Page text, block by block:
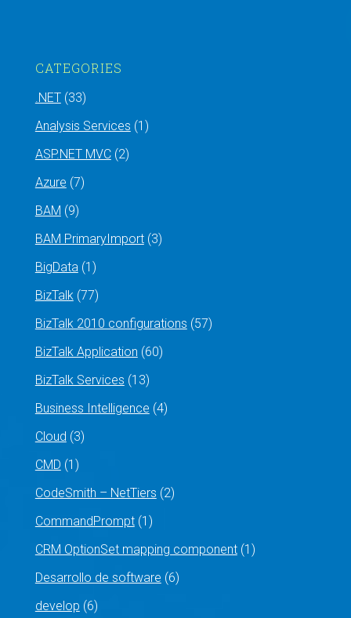
CATEGORIES
.NET(33)
Analysis Services (1)
ASP.NET MVC(2)
Azure (7)
BAM (9)
BAM PrimaryImport(3)
BigData(1)
BizTalk(77)
BizTalk 2010 configurations (57)
BizTalk Application (60)
BizTalk Services (13)
Business Intelligence (4)
Cloud (3)
CMD (1)
CodeSmith – NetTiers (2)
CommandPrompt(1)
CRM OptionSet mapping component(1)
Desarrollo de software (6)
develop (6)